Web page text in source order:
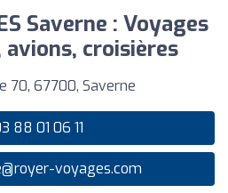
Saverne : Voyages
avions, croisières
70, 67700, Saverne
88 01 06 11
voyages.com